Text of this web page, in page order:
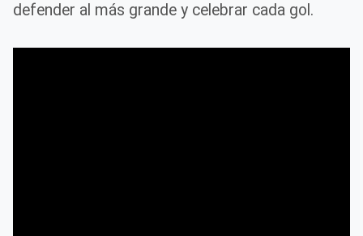
defender al más grande y celebrar cada gol.